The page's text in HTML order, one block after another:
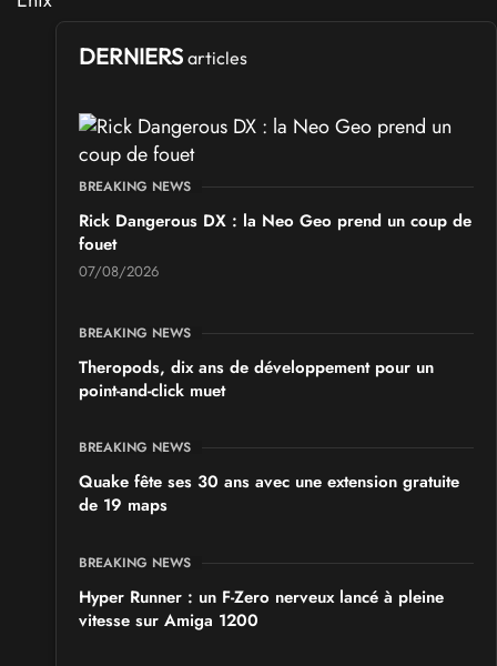
DERNIERS articles
BREAKING NEWS
Rick Dangerous DX : la Neo Geo prend un coup de
fouet
07/08/2026
BREAKING NEWS
Theropods, dix ans de développement pour un
point-and-click muet
BREAKING NEWS
Quake fête ses 30 ans avec une extension gratuite
de 19 maps
BREAKING NEWS
Hyper Runner : un F-Zero nerveux lancé à pleine
vitesse sur Amiga 1200